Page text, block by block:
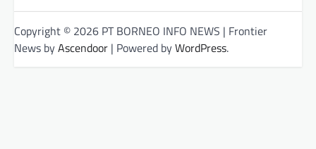
Copyright © 2026 PT BORNEO INFO NEWS | Frontier
News byAscendoor | Powered byWordPress.